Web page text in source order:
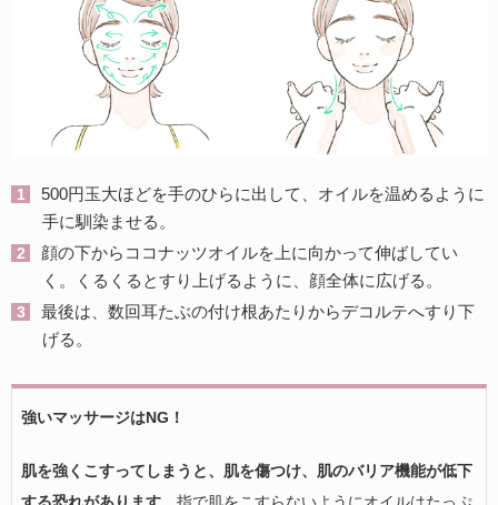
500円玉大ほどを手のひらに出して、オイルを温めるように
手に馴染ませる。
顔の下からココナッツオイルを上に向かって伸ばしてい
く。くるくるとすり上げるように、顔全体に広げる。
最後は、数回耳たぶの付け根あたりからデコルテへすり下
げる。
強いマッサージはNG！
肌を強くこすってしまうと、肌を傷つけ、肌のバリア機能が低下
する恐れがあります。 指で肌をこすらないようにオイルはたっぷ